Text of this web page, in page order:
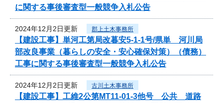
に関する事後審査型一般競争入札公告
2024年12月2日更新 郡上土木事務所
【建設工事】単河工第局改暮安5-1-1号/県単 河川局
部改良事業（暮らしの安全・安心確保対策）（債務）
工事に関する事後審査型一般競争入札公告
2024年12月2日更新 古川土木事務所
【建設工事】工維2公第MT11-01-3他号 公共 道路